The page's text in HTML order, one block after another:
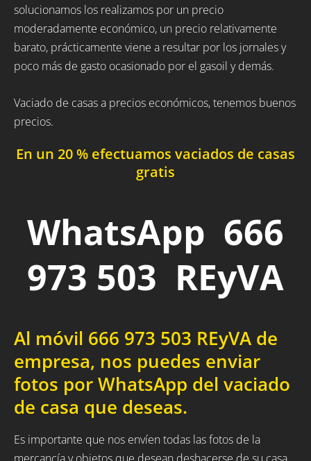
solucionamos los realizamos por un precio
moderadamente económico, un precio relativamente
barato, prácticamente viene a resultar por los jornales y
poco más de gasto ocasionado por el gasoil y demás.
Vaciado de casas a precios económicos, tenemos buenos
precios.
En un 20 % efectuamos vaciados de casas
gratis
WhatsApp 666
973 503 REyVA
Al móvil 666 973 503 REyVA de
empresa, nos puedes enviar
fotos por WhatsApp del vaciado
de casa que deseas.
Es importante que nos envíen todas las fotos de la